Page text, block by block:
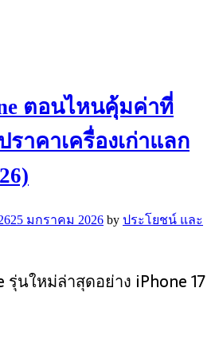
ตอนไหนคุ้มค่าที่
าคาเครื่องเก่าแลก
25 มกราคม 2026 by ประโยชน์ และ
รุ่นใหม่ล่าสุดอย่าง iPhone 17